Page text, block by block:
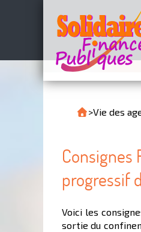
>Vie des
progressif
Voici les
sortie du